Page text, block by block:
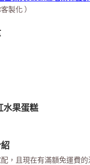
製化 ）
水果蛋糕
，且現在有滿額免運費